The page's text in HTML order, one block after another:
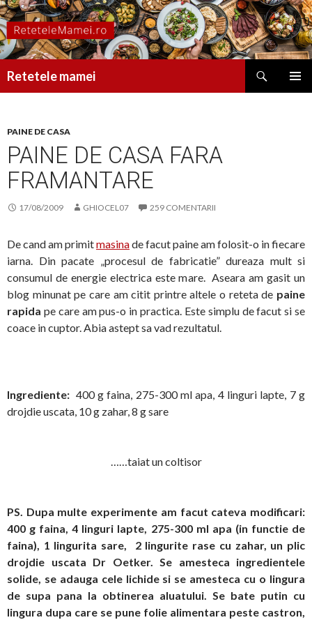
Retetele mamei
PAINE DE CASA
PAINE DE CASA FARA
FRAMANTARE
17/08/2009 GHIOCEL07 259 COMENTARII
De cand am primitmasinade facut paine am folosit-o in fiecare
iarna. Din pacate „procesul de fabricatie” dureaza mult si
consumul de energie electrica este mare. Aseara am gasit un
blog minunat pe care am citit printre altele o reteta de paine
rapida pe care am pus-o in practica. Este simplu de facut si se
coace in cuptor. Abia astept sa vad rezultatul.
Ingrediente: 400 g faina, 275-300 ml apa, 4 linguri lapte, 7 g
drojdie uscata, 10 g zahar, 8 g sare
……taiat un coltisor
PS. Dupa multe experimente am facut cateva modificari:
400 g faina, 4 linguri lapte, 275-300 ml apa (in functie de
faina), 1 lingurita sare, 2 lingurite rase cu zahar, un plic
drojdie uscata Dr Oetker. Se amesteca ingredientele
solide, se adauga cele lichide si se amesteca cu o lingura
de supa pana la obtinerea aluatului. Se bate putin cu
lingura dupa care se pune folie alimentara peste castron,